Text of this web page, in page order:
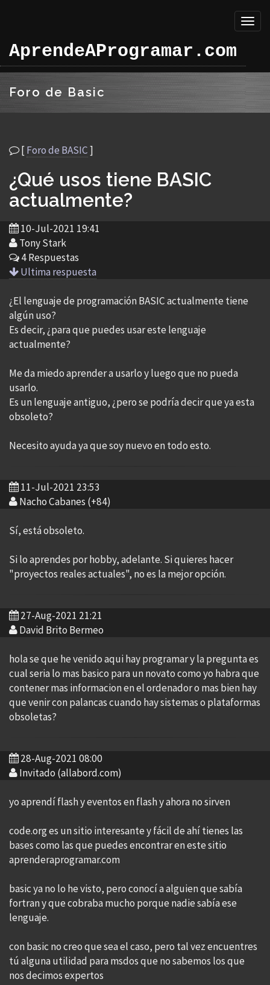
AprendeAProgramar.com
Foro de Basic
[Foro de BASIC]
¿Qué usos tiene BASIC
actualmente?
10-Jul-2021 19:41
Tony Stark
4 Respuestas
Ultima respuesta
¿El lenguaje de programación BASIC actualmente tiene
algún uso?
Es decir, ¿para que puedes usar este lenguaje
actualmente?
Me da miedo aprender a usarlo y luego que no pueda
usarlo.
Es un lenguaje antiguo, ¿pero se podría decir que ya esta
obsoleto?
Necesito ayuda ya que soy nuevo en todo esto.
11-Jul-2021 23:53
Nacho Cabanes (+84)
Sí, está obsoleto.
Si lo aprendes por hobby, adelante. Si quieres hacer
"proyectos reales actuales", no es la mejor opción.
27-Aug-2021 21:21
David Brito Bermeo
hola se que he venido aqui hay programar y la pregunta es
cual seria lo mas basico para un novato como yo habra que
contener mas informacion en el ordenador o mas bien hay
que venir con palancas cuando hay sistemas o plataformas
obsoletas?
28-Aug-2021 08:00
Invitado (allabord.com)
yo aprendí flash y eventos en flash y ahora no sirven
code.org es un sitio interesante y fácil de ahí tienes las
bases como las que puedes encontrar en este sitio
aprenderaprogramar.com
basic ya no lo he visto, pero conocí a alguien que sabía
fortran y que cobraba mucho porque nadie sabía ese
lenguaje.
con basic no creo que sea el caso, pero tal vez encuentres
tú alguna utilidad para msdos que no sabemos los que
nos decimos expertos